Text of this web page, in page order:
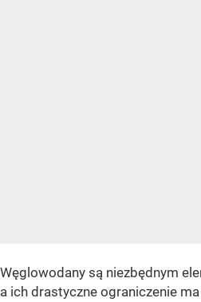
Węglowodany są niezbędnym
a ich drastyczne ograniczenie